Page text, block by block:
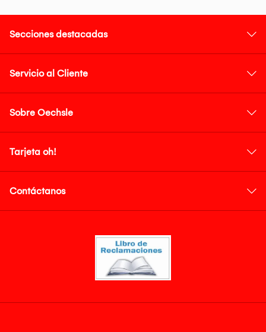
Secciones destacadas
Servicio al Cliente
Sobre Oechsle
Tarjeta oh!
Contáctanos